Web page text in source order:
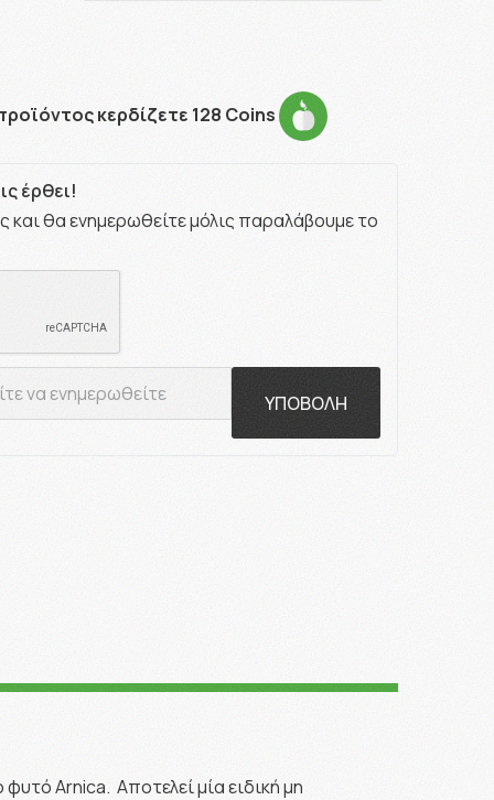
κερδίζετε 128 Coins
έρθει!
θα ενημερωθείτε μόλις παραλάβουμε το
ΥΠΟΒΟΛΗ
Arnica. Αποτελεί μία ειδική μη